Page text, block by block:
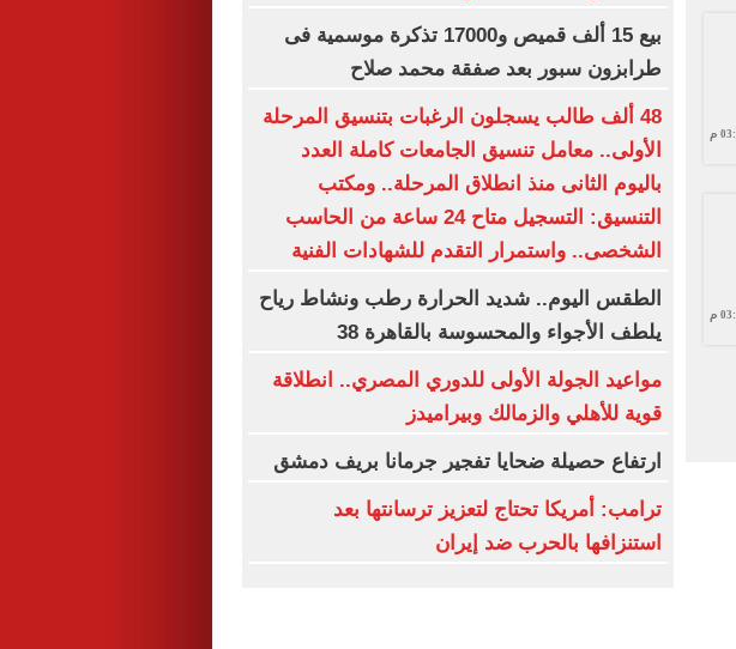
بيع 15 ألف قميص و17000 تذكرة موسمية فى
طرابزون سبور بعد صفقة محمد صلاح
48 ألف طالب يسجلون الرغبات بتنسيق المرحلة
الأولى.. معامل تنسيق الجامعات كاملة العدد
باليوم الثانى منذ انطلاق المرحلة.. ومكتب
التنسيق: التسجيل متاح 24 ساعة من الحاسب
الشخصى.. واستمرار التقدم للشهادات الفنية
الطقس اليوم.. شديد الحرارة رطب ونشاط رياح
يلطف الأجواء والمحسوسة بالقاهرة 38
مواعيد الجولة الأولى للدوري المصري.. انطلاقة
قوية للأهلي والزمالك وبيراميدز
ارتفاع حصيلة ضحايا تفجير جرمانا بريف دمشق
ترامب: أمريكا تحتاج لتعزيز ترسانتها بعد
استنزافها بالحرب ضد إيران